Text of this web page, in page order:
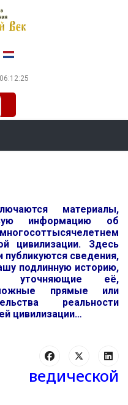
06:12:26
материалы,
информацию об
цивилизации. Здесь
публикуются сведения,
подлинную историю,
уточняющие её,
прямые или
реальности
цивилизации…